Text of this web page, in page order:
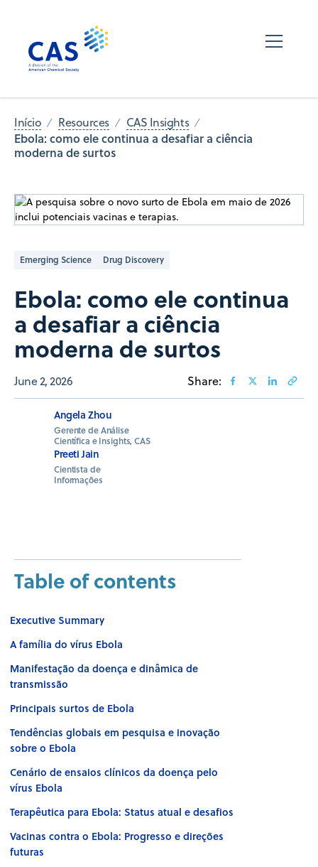
Início Resources CAS Insights
Ebola: como ele continua a desafiar a ciência
moderna de surtos
Emerging Science Drug Discovery
Ebola: como ele continua
a desafiar a ciência
moderna de surtos
June 2, 2026 Share:
Angela Zhou
Gerente de Análise
Científica e Insights, CAS
Preeti Jain
Cientista de
Informações
Table of contents
Executive Summary
A família do vírus Ebola
Manifestação da doença e dinâmica de
transmissão
Principais surtos de Ebola
Tendências globais em pesquisa e inovação
sobre o Ebola
Cenário de ensaios clínicos da doença pelo
vírus Ebola
Terapêutica para Ebola: Status atual e desafios
Vacinas contra o Ebola: Progresso e direções
futuras